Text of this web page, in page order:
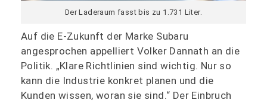
Der Laderaum fasst bis zu 1.731 Liter.
Auf die E-Zukunft der Marke Subaru
angesprochen appelliert Volker Dannath an die
Politik. „Klare Richtlinien sind wichtig. Nur so
kann die Industrie konkret planen und die
Kunden wissen, woran sie sind.“ Der Einbruch